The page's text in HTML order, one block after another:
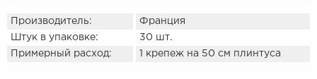
Производитель:
Франция
Штук в упаковке:
30 шт.
Примерный расход:
1 крепеж на 50 см плинтуса